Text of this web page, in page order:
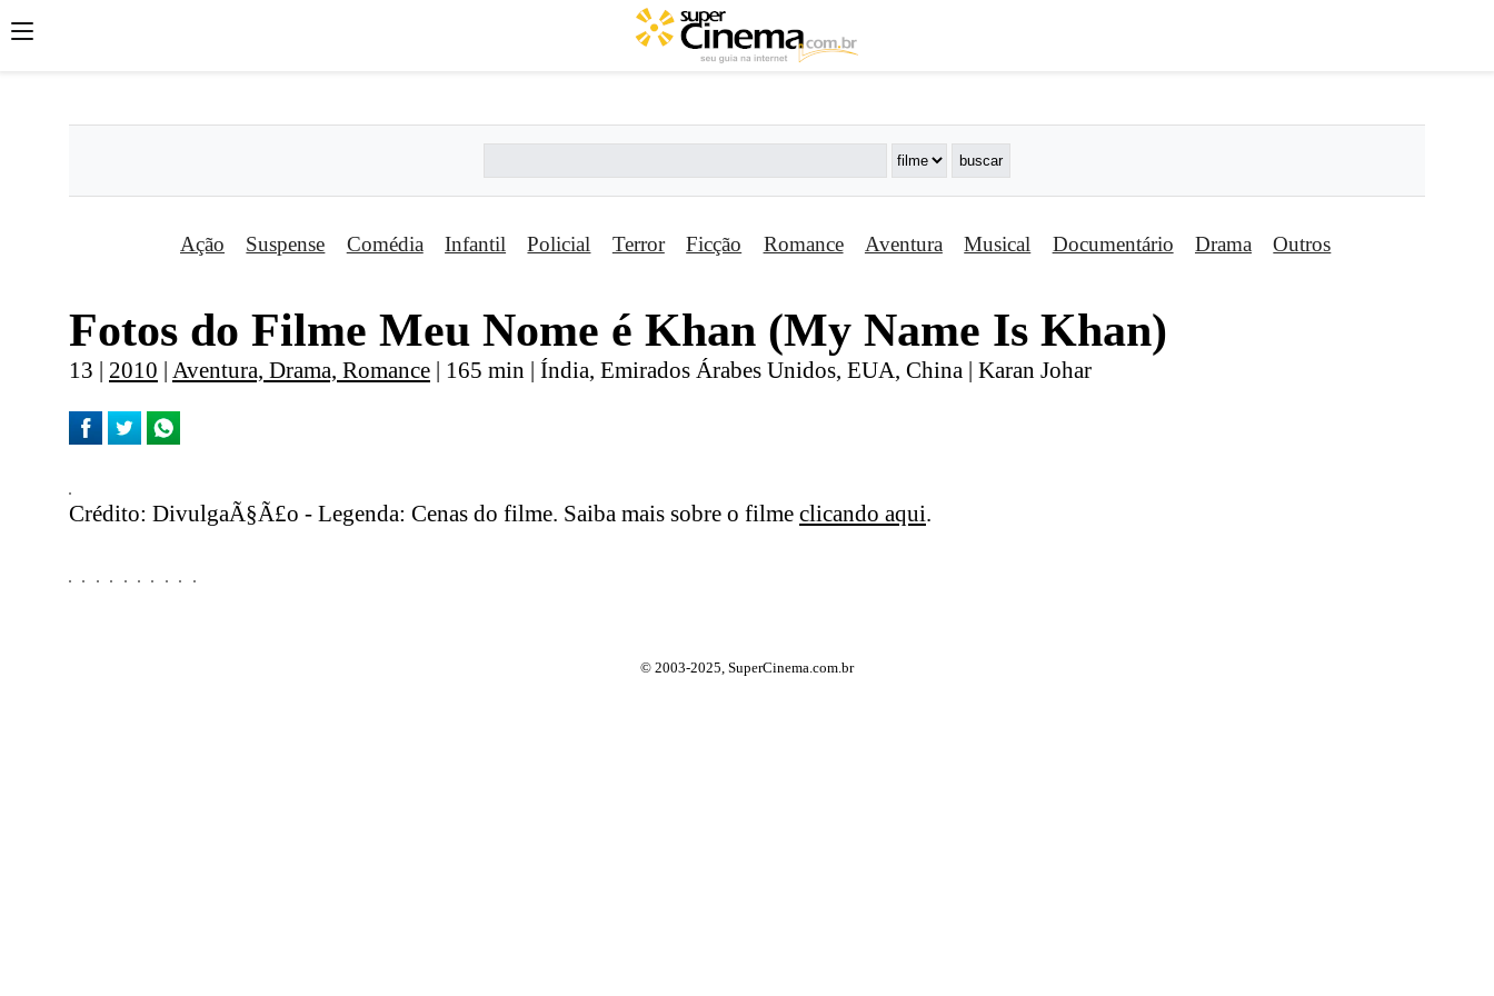
';';
Ação Suspense Comédia Infantil Policial Terror Ficção Romance Aventura Musical Documentário Drama Outros
Fotos do Filme Meu Nome é Khan (My Name Is Khan)
13 | 2010 | Aventura, Drama, Romance | 165 min | Índia, Emirados Árabes Unidos, EUA, China | Karan Johar
Crédito: DivulgaÃ§Ã£o - Legenda: Cenas do filme. Saiba mais sobre o filme clicando aqui.
© 2003-2025, SuperCinema.com.br